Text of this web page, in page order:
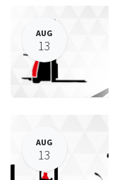
AUG
13
AUG
13